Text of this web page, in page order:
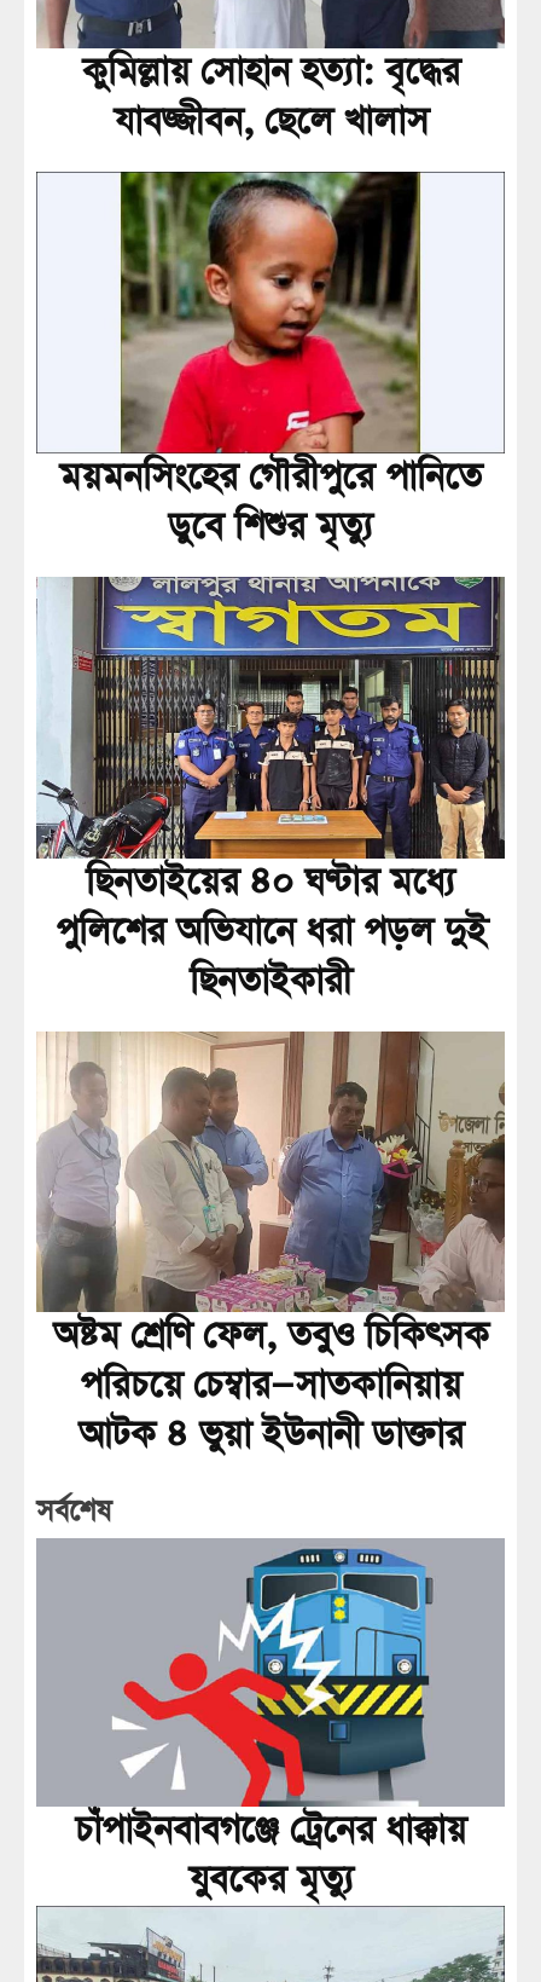
কুমিল্লায় সোহান হত্যা: বৃদ্ধের
যাবজ্জীবন, ছেলে খালাস
ময়মনসিংহের গৌরীপুরে পানিতে
ডুবে শিশুর মৃত্যু
ছিনতাইয়ের ৪০ ঘণ্টার মধ্যে
পুলিশের অভিযানে ধরা পড়ল দুই
ছিনতাইকারী
অষ্টম শ্রেণি ফেল, তবুও চিকিৎসক
পরিচয়ে চেম্বার—সাতকানিয়ায়
আটক ৪ ভুয়া ইউনানী ডাক্তার
সর্বশেষ
চাঁপাইনবাবগঞ্জে ট্রেনের ধাক্কায়
যুবকের মৃত্যু